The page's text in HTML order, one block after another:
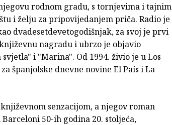
rodnom gradu, s tornjevima i tajnim
i želju za pripovijedanjem priča. Radio je
dvadesetdevetogodišnjak, za svoj je prvi
nagradu i ubrzo je objavio
i "Marina". Od 1994. živio je u Los
španjolske dnevne novine El País i La
senzacijom, a njegov roman
50-ih godina 20. stoljeća,